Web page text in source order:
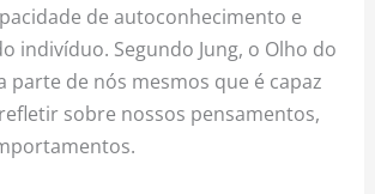
de autoconhecimento e
indivíduo. Segundo Jung, o Olho do
parte de nós mesmos que é capaz
sobre nossos pensamentos,